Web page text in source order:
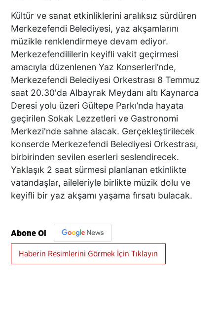
Kültür ve sanat etkinliklerini aralıksız sürdüren
Merkezefendi Belediyesi, yaz akşamlarını
müzikle renklendirmeye devam ediyor.
Merkezefendililerin keyifli vakit geçirmesi
amacıyla düzenlenen Yaz Konserleri’nde,
Merkezefendi Belediyesi Orkestrası 8 Temmuz
saat 20.30'da Albayrak Meydanı altı Kaynarca
Deresi yolu üzeri Gültepe Parkı’nda hayata
geçirilen Sokak Lezzetleri ve Gastronomi
Merkezi'nde sahne alacak. Gerçekleştirilecek
konserde Merkezefendi Belediyesi Orkestrası,
birbirinden sevilen eserleri seslendirecek.
Yaklaşık 2 saat sürmesi planlanan etkinlikte
vatandaşlar, aileleriyle birlikte müzik dolu ve
keyifli bir yaz akşamı yaşama fırsatı bulacak.
Abone Ol
Haberin Resimlerini Görmek İçin Tıklayın